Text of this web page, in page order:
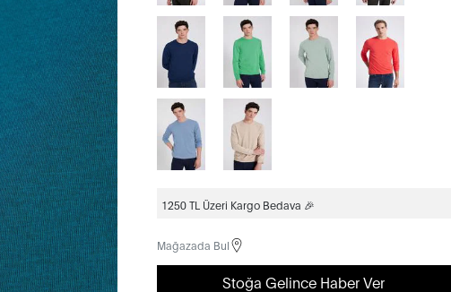
1250 TL Üzeri Kargo Bedava 🎉
Mağazada Bul
Stoğa Gelince Haber Ver